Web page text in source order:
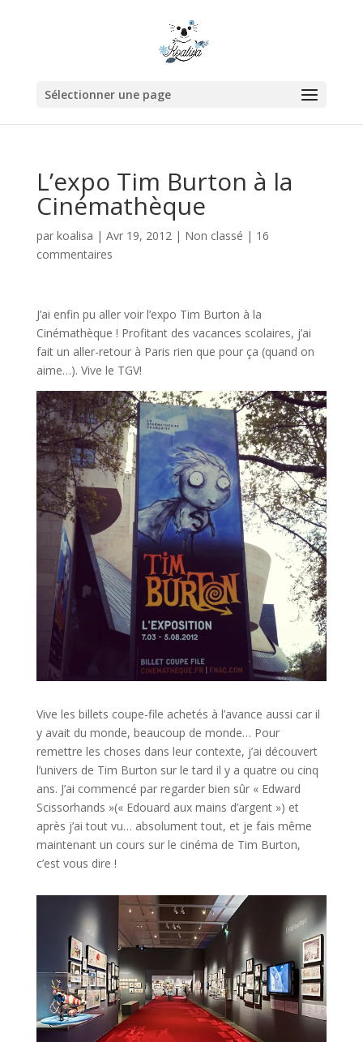
Sélectionner une page
L’expo Tim Burton à la
Cinémathèque
par koalisa | Avr 19, 2012| Non classé | 16
commentaires
J’ai enfin pu aller voir l’expo Tim Burton à la
Cinémathèque ! Profitant des vacances scolaires, j’ai
fait un aller-retour à Paris rien que pour ça (quand on
aime…). Vive le TGV!
Vive les billets coupe-file achetés à l’avance aussi car il
y avait du monde, beaucoup de monde… Pour
remettre les choses dans leur contexte, j’ai découvert
l’univers de Tim Burton sur le tard il y a quatre ou cinq
ans. J’ai commencé par regarder bien sûr « Edward
Scissorhands »(« Edouard aux mains d’argent ») et
après j’ai tout vu… absolument tout, et je fais même
maintenant un cours sur le cinéma de Tim Burton,
c’est vous dire !